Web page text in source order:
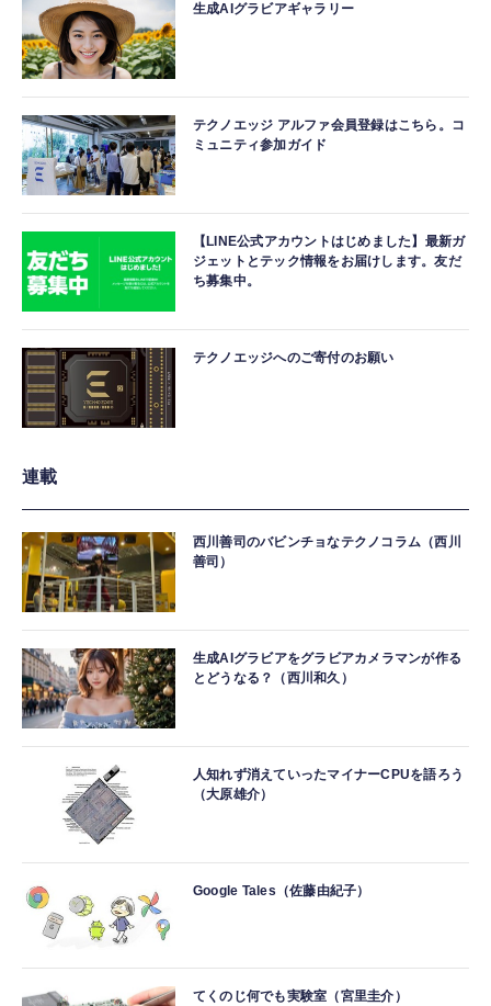
生成AIグラビアギャラリー
テクノエッジ アルファ会員登録はこちら。コ
ミュニティ参加ガイド
【LINE公式アカウントはじめました】最新ガ
ジェットとテック情報をお届けします。友だ
ち募集中。
テクノエッジへのご寄付のお願い
連載
西川善司のバビンチョなテクノコラム（西川
善司）
生成AIグラビアをグラビアカメラマンが作る
とどうなる？（西川和久）
人知れず消えていったマイナーCPUを語ろう
（大原雄介）
Google Tales（佐藤由紀子）
てくのじ何でも実験室（宮里圭介）